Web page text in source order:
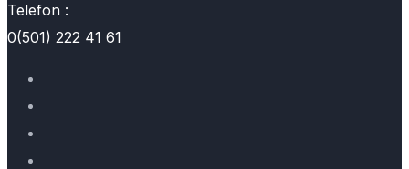
Telefon :
0(501) 222 41 61